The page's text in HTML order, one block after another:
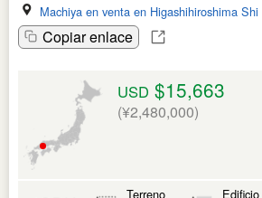
Machiya en venta en Higashihiroshima Shi
Copiar enlace
USD $15,663
(¥2,480,000)
Terreno Edificio